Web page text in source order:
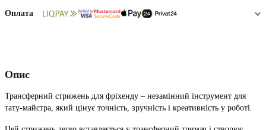
Оплата
Опис
Трансферний стрижень для фріхенду – незамінний інструмент для
тату-майстра, який цінує точність, зручність і креативність у роботі.